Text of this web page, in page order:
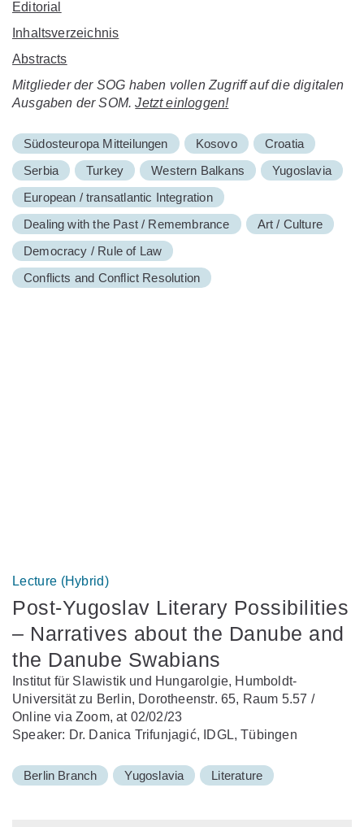
Editorial
Inhaltsverzeichnis
Abstracts
Mitglieder der SOG haben vollen Zugriff auf die digitalen
Ausgaben der SOM.Jetzt einloggen!
Südosteuropa Mitteilungen Kosovo
Croatia
Serbia
Turkey Western Balkans
Yugoslavia
European / transatlantic Integration
Dealing with the Past / Remembrance
Art / Culture
Democracy / Rule of Law
Conflicts and Conflict Resolution
Lecture (Hybrid)
Post-Yugoslav Literary Possibilities
– Narratives about the Danube and
the Danube Swabians
Institut für Slawistik und Hungarolgie, Humboldt-
Universität zu Berlin, Dorotheenstr. 65, Raum 5.57 /
Online via Zoom, at 02/02/23
Speaker: Dr. Danica Trifunjagić, IDGL, Tübingen
Berlin Branch Yugoslavia Literature